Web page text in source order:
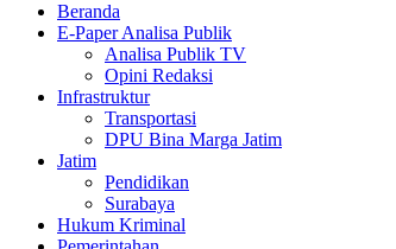
Beranda
E-Paper Analisa Publik
Analisa Publik TV
Opini Redaksi
Infrastruktur
Transportasi
DPU Bina Marga Jatim
Jatim
Pendidikan
Surabaya
Hukum Kriminal